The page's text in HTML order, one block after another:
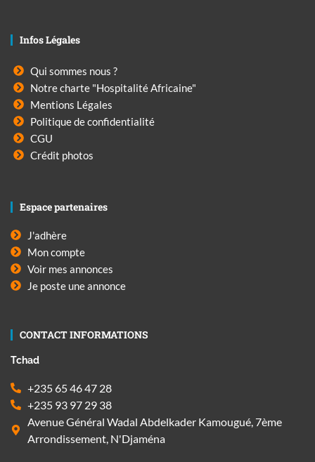
Infos Légales
Qui sommes nous ?
Notre charte "Hospitalité Africaine"
Mentions Légales
Politique de confidentialité
CGU
Crédit photos
Espace partenaires
J'adhère
Mon compte
Voir mes annonces
Je poste une annonce
CONTACT INFORMATIONS
Tchad
+235 65 46 47 28
+235 93 97 29 38
Avenue Général Wadal Abdelkader Kamougué, 7ème
Arrondissement, N'Djaména